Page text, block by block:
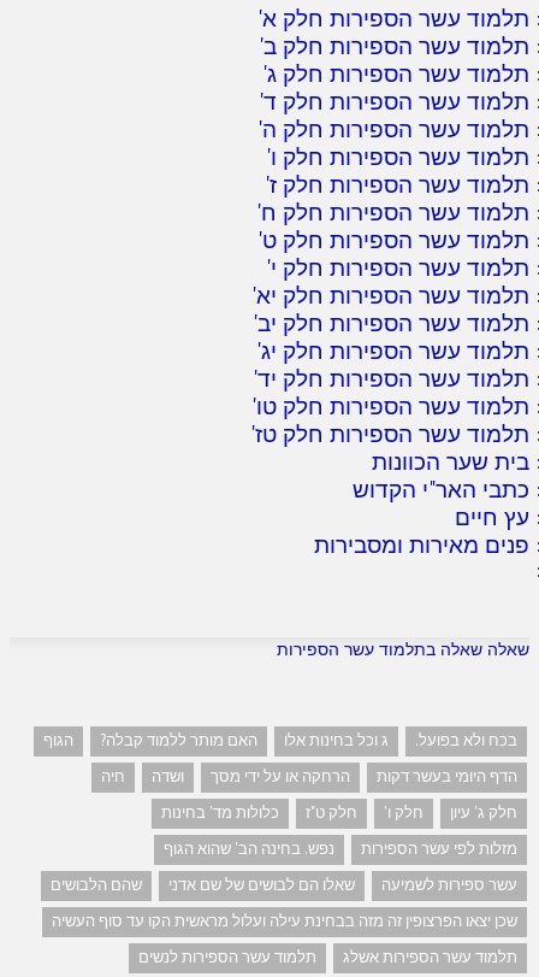
תלמוד עשר הספירות חלק א'
תלמוד עשר הספירות חלק ב'
תלמוד עשר הספירות חלק ג'
תלמוד עשר הספירות חלק ד'
תלמוד עשר הספירות חלק ה'
תלמוד עשר הספירות חלק ו'
תלמוד עשר הספירות חלק ז'
תלמוד עשר הספירות חלק ח'
תלמוד עשר הספירות חלק ט'
תלמוד עשר הספירות חלק י'
תלמוד עשר הספירות חלק יא'
תלמוד עשר הספירות חלק יב'
תלמוד עשר הספירות חלק יג'
תלמוד עשר הספירות חלק יד'
תלמוד עשר הספירות חלק טו'
תלמוד עשר הספירות חלק טז'
בית שער הכוונות
כתבי האר"י הקדוש
עץ חיים
פנים מאירות ומסבירות
שאלה שאלה בתלמוד עשר הספירות
בכח ולא בפועל. ג וכל בחינות אלו האם מותר ללמוד קבלה?
הגוף
הדף היומי בעשר דקות
הרחקה או על ידי מסך ושדה
חיה
חלק ג' עיון
חלק ו' חלק ט"ז
כלולות מד' בחינות
מזלות לפי עשר הספירות
נפש. בחינה הב' שהוא הגוף
עשר ספירות לשמיעה
שאלו הם לבושים של שם אדני
שהם הלבושים
שכן יצאו הפרצופין זה מזה בבחינת עילה ועלול מראשית הקו עד סוף העשיה
תלמוד עשר הספירות אשלג
תלמוד עשר הספירות לנשים